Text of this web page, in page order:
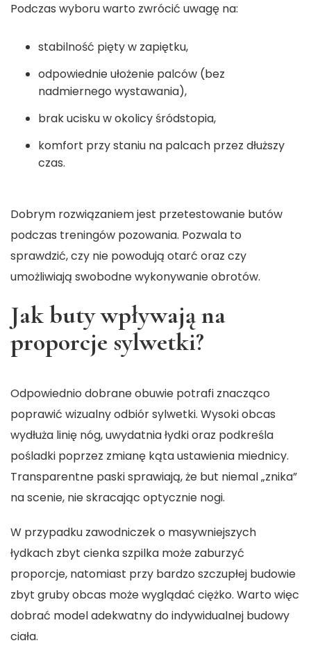
Podczas wyboru warto zwrócić uwagę na:
stabilność pięty w zapiętku,
odpowiednie ułożenie palców (bez
nadmiernego wystawania),
brak ucisku w okolicy śródstopia,
komfort przy staniu na palcach przez dłuższy
czas.
Dobrym rozwiązaniem jest przetestowanie butów
podczas treningów pozowania. Pozwala to
sprawdzić, czy nie powodują otarć oraz czy
umożliwiają swobodne wykonywanie obrotów.
Jak buty wpływają na
proporcje sylwetki?
Odpowiednio dobrane obuwie potrafi znacząco
poprawić wizualny odbiór sylwetki. Wysoki obcas
wydłuża linię nóg, uwydatnia łydki oraz podkreśla
pośladki poprzez zmianę kąta ustawienia miednicy.
Transparentne paski sprawiają, że but niemal „znika”
na scenie, nie skracając optycznie nogi.
W przypadku zawodniczek o masywniejszych
łydkach zbyt cienka szpilka może zaburzyć
proporcje, natomiast przy bardzo szczupłej budowie
zbyt gruby obcas może wyglądać ciężko. Warto więc
dobrać model adekwatny do indywidualnej budowy
ciała.